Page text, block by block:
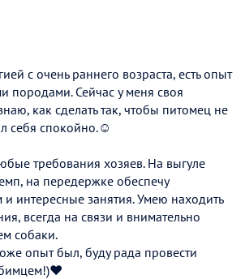
с очень раннего возраста, есть опыт
породами. Сейчас у меня своя
как сделать так, чтобы питомец не
себя спокойно.☺️
требования хозяев. На выгуле
на передержке обеспечу
интересные занятия. Умею находить
всегда на связи и внимательно
собаки.
опыт был, буду рада провести